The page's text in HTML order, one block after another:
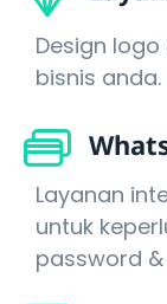
Design
bisnis anda.
Layanan
untuk
password